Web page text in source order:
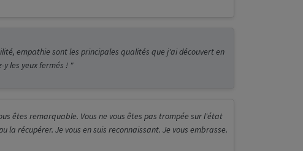
empathie sont les principales qualités que j'ai découvert en
y les yeux fermés ! "
êtes remarquable. Vous ne vous êtes pas trompée sur l'état
la récupérer. Je vous en suis reconnaissant. Je vous embrasse.